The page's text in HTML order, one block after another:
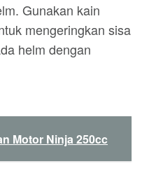
Gunakan kain
mengeringkan sisa
helm dengan
Motor Ninja 250cc